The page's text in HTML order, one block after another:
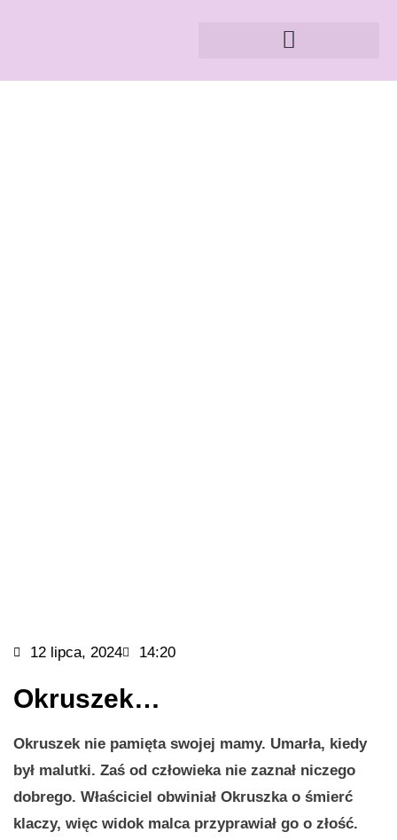
12 lipca, 2024 14:20
Okruszek…
Okruszek nie pamięta swojej mamy. Umarła, kiedy
był malutki. Zaś od człowieka nie zaznał niczego
dobrego. Właściciel obwiniał Okruszka o śmierć
klaczy, więc widok malca przyprawiał go o złość.